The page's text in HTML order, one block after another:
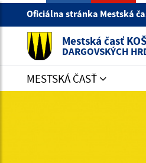
Oficiálna stránka Mestská
Mestská časť
DARGOVSKÝCH
MESTSKÁ ČASŤ